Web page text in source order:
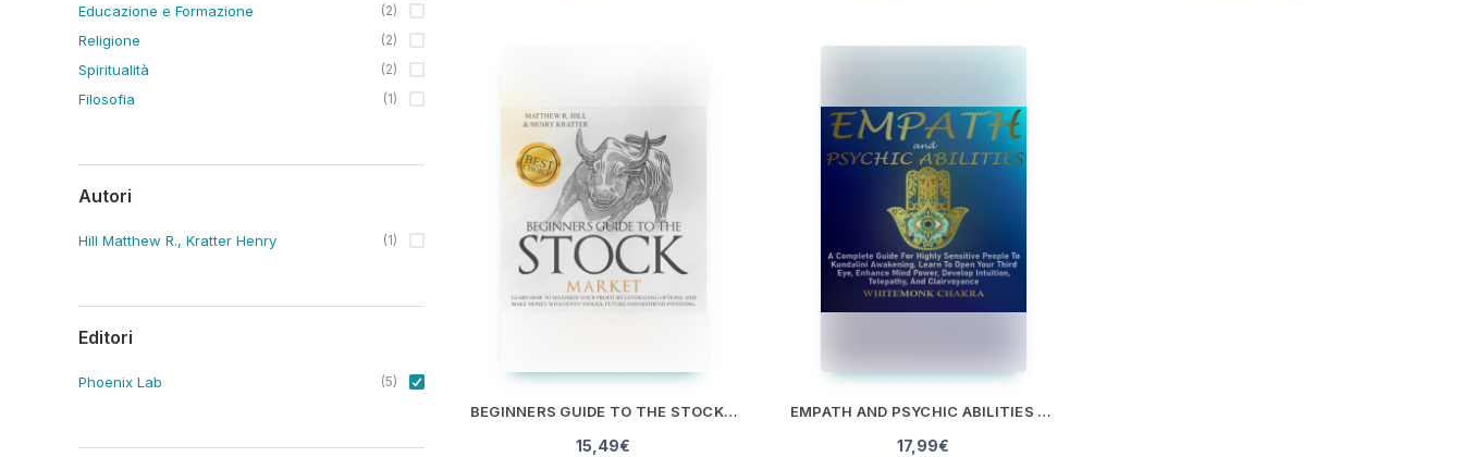
Educazione e Formazione (2)
Religione (2)
Spiritualità (2)
Filosofia (1)
Autori
Hill Matthew R., Kratter Henry (1)
Editori
Phoenix Lab (5)
BEGINNERS GUIDE TO THE STOCK MARKET
15,49€
EMPATH AND PSYCHIC ABILITIES - SMART EDITION
17,99€